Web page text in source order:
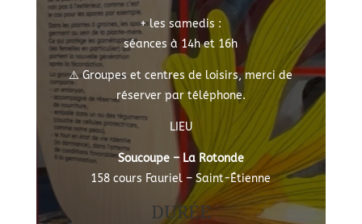
+ les samedis :
séances à 14h et 16h
⚠️ Groupes et centres de loisirs, merci de
réserver par téléphone.
LIEU
Soucoupe – La Rotonde
158 cours Fauriel – Saint-Étienne
DURÉE